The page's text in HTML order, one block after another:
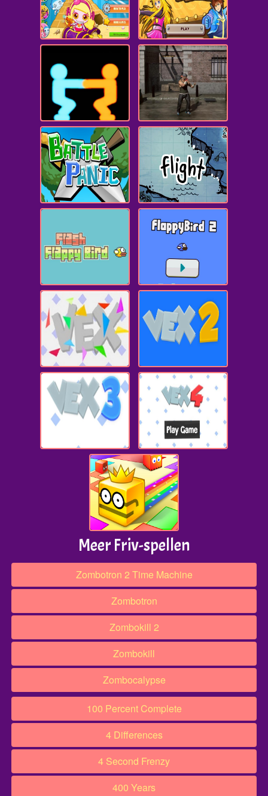
Meer Friv-spellen
Zombotron 2 Time Machine
Zombotron
Zombokill 2
Zombokill
Zombocalypse
100 Percent Complete
4 Differences
4 Second Frenzy
400 Years